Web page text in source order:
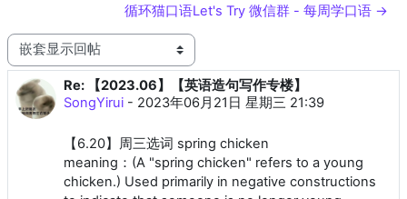
循环猫口语Let's Try 微信群 - 每周学口语 →
显示模式
Re: 【2023.06】【英语造句写作专楼】
SongYirui - 2023年06月21日 星期三 21:39
回帖数：0
【6.20】周三选词 spring chicken
meaning：(A "spring chicken" refers to a young
chicken.) Used primarily in negative constructions